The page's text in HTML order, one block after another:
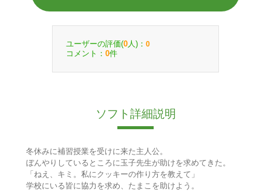
ユーザーの評価(0 人)： 0
コメント： 0件
ソフト詳細説明
冬休みに補習授業を受けに来た主人公。
ぼんやりしているところに玉子先生が助けを求めてきた。
「ねえ、キミ。私にクッキーの作り方を教えて」
学校にいる皆に協力を求め、たまこを助けよう。